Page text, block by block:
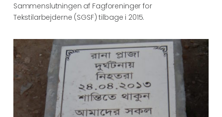
Sammenslutningen af Fagforeninger for
Tekstilarbejderne (SGSF) tilbage i 2015.